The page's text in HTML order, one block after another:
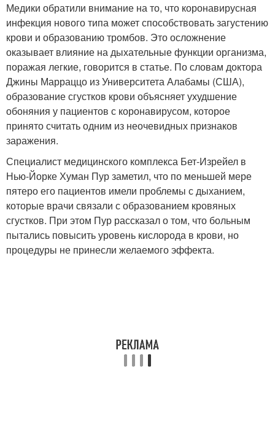
Медики обратили внимание на то, что коронавирусная
инфекция нового типа может способствовать загустению
крови и образованию тромбов. Это осложнение
оказывает влияние на дыхательные функции организма,
поражая легкие, говорится в статье. По словам доктора
Джины Марраццо из Университета Алабамы (США),
образование сгустков крови объясняет ухудшение
обоняния у пациентов с коронавирусом, которое
принято считать одним из неочевидных признаков
заражения.
Специалист медицинского комплекса Бет-Изрейел в
Нью-Йорке Хуман Пур заметил, что по меньшей мере
пятеро его пациентов имели проблемы с дыханием,
которые врачи связали с образованием кровяных
сгустков. При этом Пур рассказал о том, что больным
пытались повысить уровень кислорода в крови, но
процедуры не принесли желаемого эффекта.